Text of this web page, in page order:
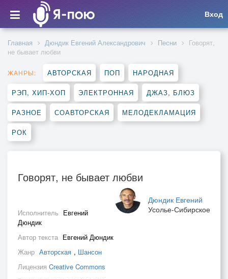
Вход
Главная Дюндик Евгений Александрович Песни
Говорят,
не бывает любви
ЖАНРЫ: АВТОРСКАЯ ПОП НАРОДНАЯ
РЭП, ХИП-ХОП ЭЛЕКТРОННАЯ ДЖАЗ, БЛЮЗ
РАЗНОЕ СОАВТОРСКАЯ МЕЛОДЕКЛАМАЦИЯ
РОК
Говорят, не бывает любви
Дюндик Евгений
Усолье-Сибирское
Исполнитель Евгений
Дюндик
Автор текста Евгений Дюндик
Жанр Авторская , Шансон
Лицензия Creative Commons